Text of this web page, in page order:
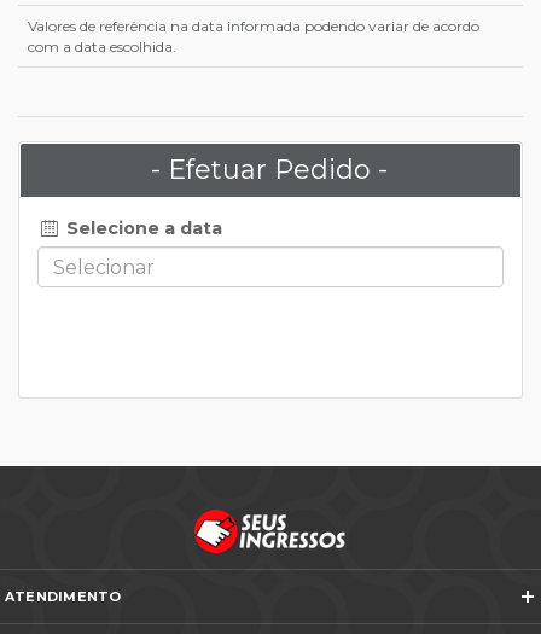
Valores de referência na data informada podendo variar de acordo
com a data escolhida.
- Efetuar Pedido -
Selecione a data
ATENDIMENTO